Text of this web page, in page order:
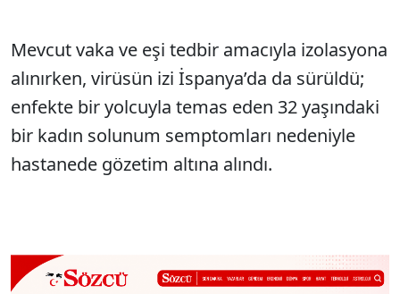
Mevcut vaka ve eşi tedbir amacıyla izolasyona
alınırken, virüsün izi İspanya’da da sürüldü;
enfekte bir yolcuyla temas eden 32 yaşındaki
bir kadın solunum semptomları nedeniyle
hastanede gözetim altına alındı.